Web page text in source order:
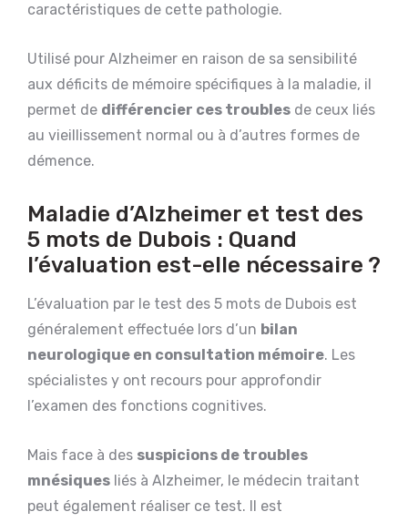
caractéristiques de cette pathologie.
Utilisé pour Alzheimer en raison de sa sensibilité
aux déficits de mémoire spécifiques à la maladie, il
permet de différencier ces troubles de ceux liés
au vieillissement normal ou à d’autres formes de
démence.
Maladie d’Alzheimer et test des
5 mots de Dubois : Quand
l’évaluation est-elle nécessaire ?
L’évaluation par le test des 5 mots de Dubois est
généralement effectuée lors d’un bilan
neurologique en consultation mémoire. Les
spécialistes y ont recours pour approfondir
l’examen des fonctions cognitives.
Mais face à des suspicions de troubles
mnésiques liés à Alzheimer, le médecin traitant
peut également réaliser ce test. Il est